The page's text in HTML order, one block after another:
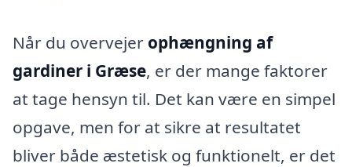
Når du overvejer ophængning af
gardiner i Græse, er der mange faktorer
at tage hensyn til. Det kan være en simpel
opgave, men for at sikre at resultatet
bliver både æstetisk og funktionelt, er det